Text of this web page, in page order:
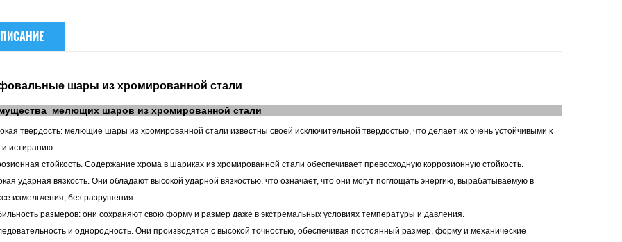
шары из хромированной стали
мелющих шаров из хромированной стали
твердость: мелющие шары из хромированной стали известны своей исключительной твердостью, что делает их очень устойчивыми к
и истиранию.
стойкость. Содержание хрома в шариках из хромированной стали обеспечивает превосходную коррозионную стойкость.
ударная вязкость. Они обладают высокой ударной вязкостью, что означает, что они могут поглощать энергию, вырабатываемую в
измельчения, без разрушения.
размеров: они сохраняют свою форму и размер даже в экстремальных условиях температуры и давления.
и однородность. Они производятся с высокой точностью, обеспечивая постоянный размер, форму и механические